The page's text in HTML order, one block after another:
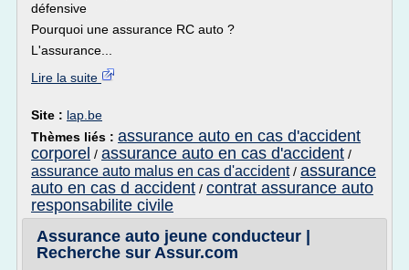
défensive
Pourquoi une assurance RC auto ?
L'assurance...
Lire la suite
Site : lap.be
Thèmes liés : assurance auto en cas d'accident
corporel / assurance auto en cas d'accident /
assurance auto malus en cas d'accident/ assurance
auto en cas d accident / contrat assurance auto
responsabilite civile
Assurance auto jeune conducteur |
Recherche sur Assur.com